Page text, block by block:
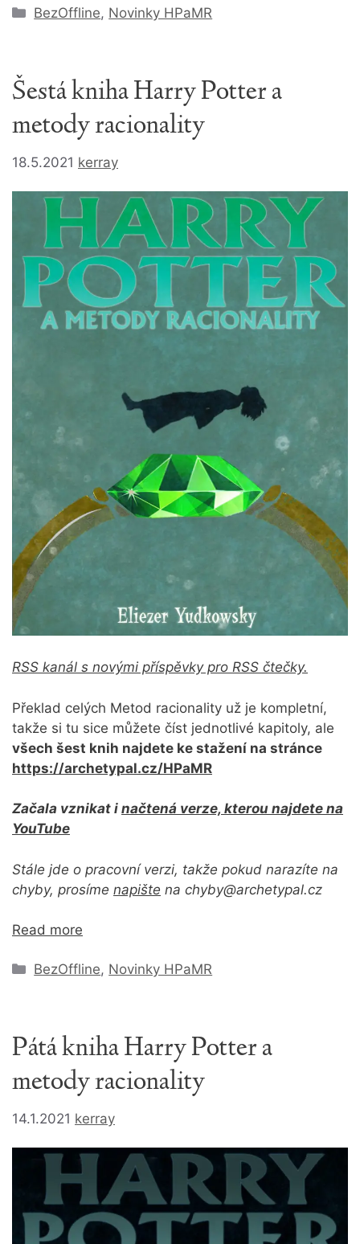
Rubriky
BezOffline, Novinky HPaMR
Šestá kniha Harry Potter a
metody racionality
18.5.2021 kerray
RSS kanál s novými příspěvky pro RSS čtečky.
Překlad celých Metod racionality už je kompletní,
takže si tu sice můžete číst jednotlivé kapitoly, ale
všech šest knih najdete ke stažení na stránce
https://archetypal.cz/HPaMR
Začala vznikat i načtená verze, kterou najdete na
YouTube
Stále jde o pracovní verzi, takže pokud narazíte na
chyby, prosíme napište na chyby@archetypal.cz
Read more
Rubriky
BezOffline, Novinky HPaMR
Pátá kniha Harry Potter a
metody racionality
14.1.2021 kerray